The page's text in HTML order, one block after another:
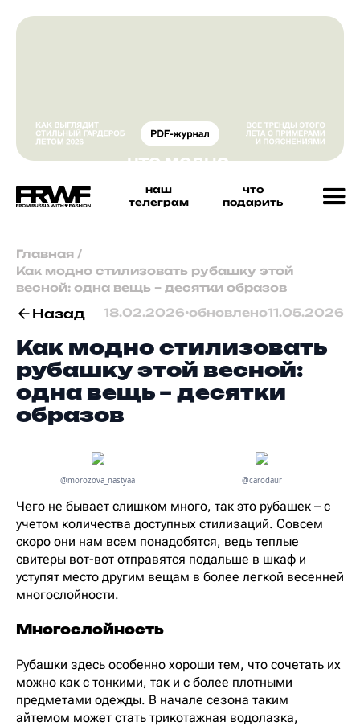
наш
телеграм
что
подарить
Главная /
Как модно стилизовать рубашку этой
весной: одна вещь – десятки образов
Назад 18.02.2026•обновлено11.05.2026
Как модно стилизовать
рубашку этой весной:
одна вещь – десятки
образов
@morozova_nastyaa @carodaur
Чего не бывает слишком много, так это рубашек – с
учетом количества доступных стилизаций. Совсем
скоро они нам всем понадобятся, ведь теплые
свитеры вот-вот отправятся подальше в шкаф и
уступят место другим вещам в более легкой весенней
многослойности.
Многослойность
Рубашки здесь особенно хороши тем, что сочетать их
можно как с тонкими, так и с более плотными
предметами одежды. В начале сезона таким
айтемом может стать трикотажная водолазка,